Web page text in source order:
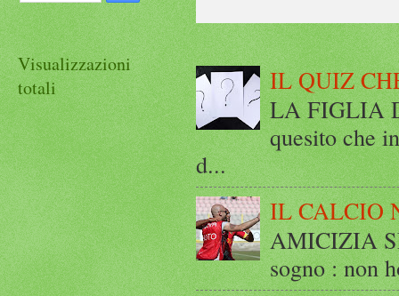
IL QUIZ
LA FIGLIA
quesito che
d...
IL CALCIO
AMICIZIA
sogno : non
Visualizzazioni
totali